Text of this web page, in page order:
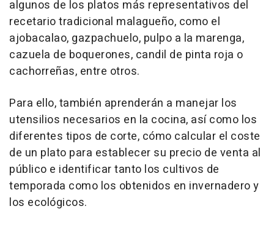
algunos de los platos más representativos del
recetario tradicional malagueño, como el
ajobacalao, gazpachuelo, pulpo a la marenga,
cazuela de boquerones, candil de pinta roja o
cachorreñas, entre otros.
Para ello, también aprenderán a manejar los
utensilios necesarios en la cocina, así como los
diferentes tipos de corte, cómo calcular el coste
de un plato para establecer su precio de venta al
público e identificar tanto los cultivos de
temporada como los obtenidos en invernadero y
los ecológicos.